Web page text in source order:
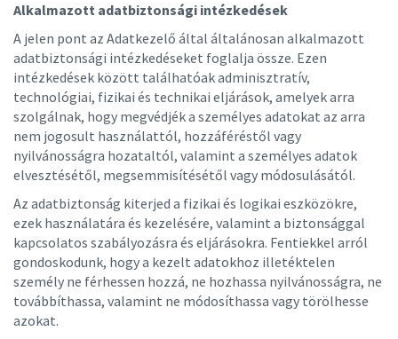
Alkalmazott adatbiztonsági intézkedések
A jelen pont az Adatkezelő által általánosan alkalmazott
adatbiztonsági intézkedéseket foglalja össze. Ezen
intézkedések között találhatóak adminisztratív,
technológiai, fizikai és technikai eljárások, amelyek arra
szolgálnak, hogy megvédjék a személyes adatokat az arra
nem jogosult használattól, hozzáféréstől vagy
nyilvánosságra hozataltól, valamint a személyes adatok
elvesztésétől, megsemmisítésétől vagy módosulásától.
Az adatbiztonság kiterjed a fizikai és logikai eszközökre,
ezek használatára és kezelésére, valamint a biztonsággal
kapcsolatos szabályozásra és eljárásokra. Fentiekkel arról
gondoskodunk, hogy a kezelt adatokhoz illetéktelen
személy ne férhessen hozzá, ne hozhassa nyilvánosságra, ne
továbbíthassa, valamint ne módosíthassa vagy törölhesse
azokat.